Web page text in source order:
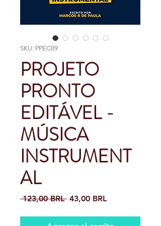
SKU: PPEC09
PROJETO
PRONTO
EDITÁVEL -
MÚSICA
INSTRUMENT
AL
123,00 BRL Precio
43,00 BRL